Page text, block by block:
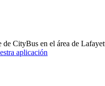
CityBus en el área de
aplicación